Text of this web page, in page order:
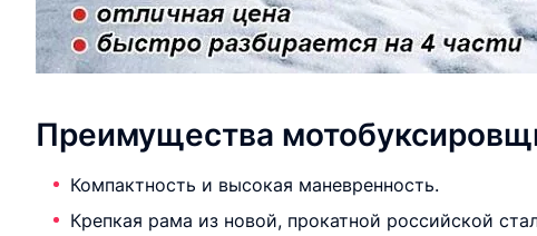
Преимущества
Компактность и высокая маневренность.
Крепкая рама из новой, прокатной российской